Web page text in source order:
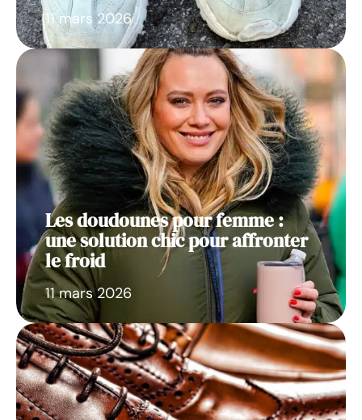
11 mars 2026
Les doudounes pour femme :
une solution chic pour affronter
le froid
11 mars 2026